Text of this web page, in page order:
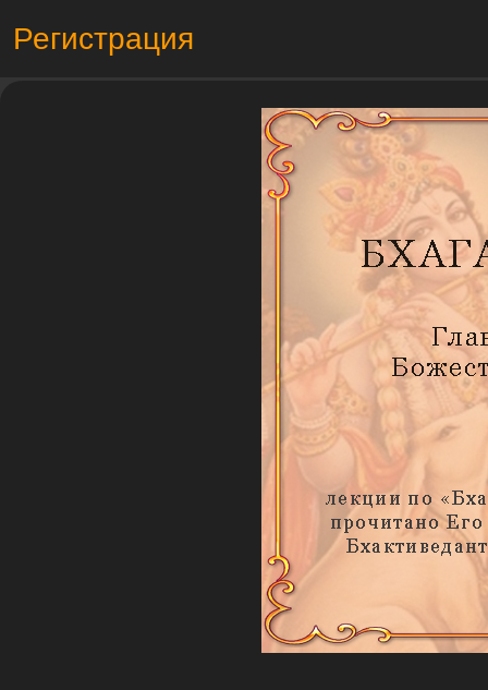
Регистрация